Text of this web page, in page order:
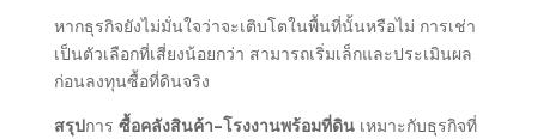
หากธุรกิจยังไม่มั่นใจว่าจะเติบโตในพื้นที่นั้นหรือไม่ การเช่า
เป็นตัวเลือกที่เสี่ยงน้อยกว่า สามารถเริ่มเล็กและประเมินผล
ก่อนลงทุนซื้อที่ดินจริง
สรุปการ ซื้อคลังสินค้า–โรงงานพร้อมที่ดินเหมาะกับธุรกิจที่